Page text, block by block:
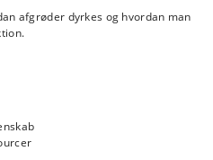
afgrøder dyrkes og hvordan man
til direkte konsum og som
Korn, græsser,
foderafgrøder og